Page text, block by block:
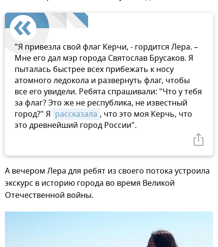
"Я привезла свой флаг Керчи, - гордится Лера. –
Мне его дал мэр города Святослав Брусаков. Я
пыталась быстрее всех прибежать к носу
атомного ледокола и развернуть флаг, чтобы
все его увидели. Ребята спрашивали: "Что у тебя
за флаг? Это же не республика, не известный
город?" Я рассказала , что это моя Керчь, что
это древнейший город России".
А вечером Лера для ребят из своего потока устроила
экскурс в историю города во время Великой
Отечественной войны.